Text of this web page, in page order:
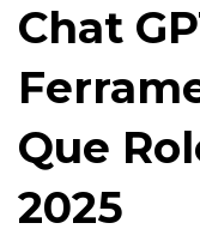
Chat
Que
2025